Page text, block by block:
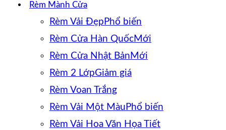
Rèm Mành Cửa
Rèm Vải Đẹp
Rèm Cửa Hàn Quốc
Rèm Cửa Nhật Bản
Rèm 2 Lớp
Rèm Voan Trắng
Rèm Vải Một Màu
Rèm Vải Hoa Văn Họa Tiết